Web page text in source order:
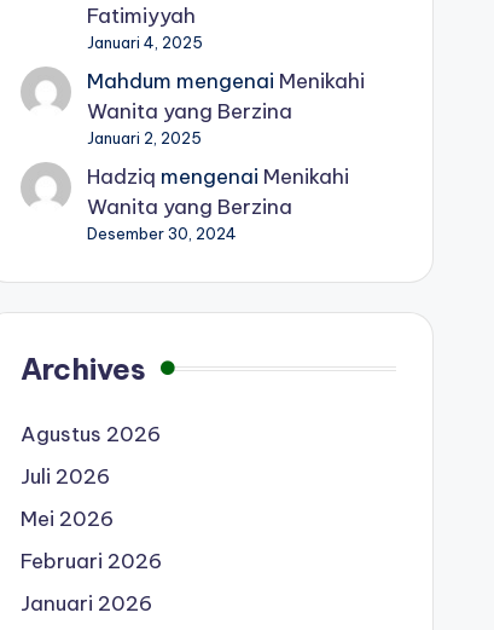
Fatimiyyah
Januari 4, 2025
Mahdum mengenai Menikahi
Wanita yang Berzina
Januari 2, 2025
Hadziq mengenai Menikahi
Wanita yang Berzina
Desember 30, 2024
Archives
Agustus 2026
Juli 2026
Mei 2026
Februari 2026
Januari 2026